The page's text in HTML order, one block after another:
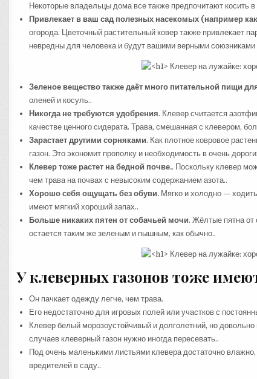
Некоторые владельцы дома все также предпочитают косить
Привлекает в ваш сад полезных насекомых (например
огорода. Цветочный растительный ковер также привлекает
невредны для человека и будут вашими верными
Зеленое вещество также даёт много питательной пищи
оленей и косуль..
Никогда не требуются удобрения. Клевер считается
качестве ценного сидерата. Трава, смешанная с клевером,
Зарастает другими сорняками. Как плотное ковровое
газон. Это экономит прополку и необходимость в очень
Клевер тоже растет на бедной почве.. Поскольку клевер
чем трава на почвах с невысоким содержанием азота..
Хорошо себя ощущать без обуви. Мягко и холодно —
имеют мягкий хороший запах..
Больше никаких пятен от собачьей мочи. Жёлтые пятна от
остается таким же зеленым и пышным, как обычно..
У клеверных газонов тоже
Он пачкает одежду легче, чем трава.
Его недостаточно для игровых полей или участков с
Клевер белый морозоустойчивый и долголетний, но
случаев клеверный газон нужно иногда пересевать..
Под очень маленькими листьями клевера достаточно
вредителей в саду..